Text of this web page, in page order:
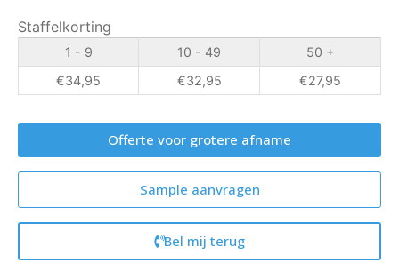
Staffelkorting
1 - 9 10 - 49
50 +
€34,95 €32,95 €27,95
Offerte voor grotere afname
Sample aanvragen
Bel mij terug